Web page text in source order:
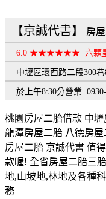
【京誠代書】 房
6.0 ★★★★★★ 六顆
中壢區環西路二段300巷
於上午8:30分營業
桃園房屋二胎借款 中
龍潭房屋二胎 八德房
房屋二胎 京誠代書 值
款喔! 全省房屋二胎三
地,山坡地,林地及各種
務